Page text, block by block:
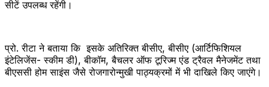
सीटें उपलब्ध रहेंगी।
प्रो. रीटा ने बताया कि इसके अतिरिक्त बीसीए, बीसीए (आर्टिफिशियल
इंटेलिजेंस- स्कीम डी), बीकॉम, बैचलर ऑफ टूरिज्म एंड ट्रैवल मैनेजमेंट तथा
बीएससी होम साइंस जैसे रोजगारोन्मुखी पाठ्यक्रमों में भी दाखिले किए जाएंगे।